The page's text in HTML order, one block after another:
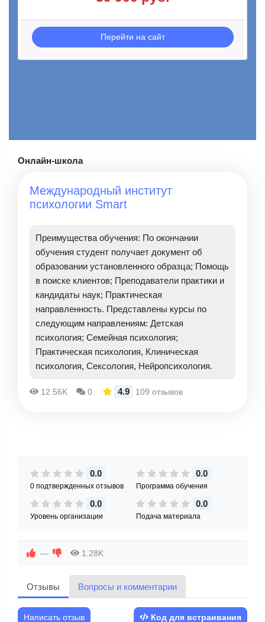
Перейти на сайт
Онлайн-школа
Международный институт
психологии Smart
Преимущества обучения: По окончании
обучения студент получает документ об
образовании установленного образца; Помощь
в поиске клиентов; Преподаватели практики и
кандидаты наук; Практическая
направленность. Представлены курсы по
следующим направлениям: Детская
психология; Семейная психология;
Практическая психология, Клиническая
психология, Сексология, Нейропсихология.
12.56K 0 4.9 109 отзывов
0.0
0 подтвержденных отзывов
0.0
Программа обучения
0.0
Уровень организации
0.0
Подача материала
— 1.28K
Отзывы Вопросы и комментарии
Написать отзыв Код для встраивания